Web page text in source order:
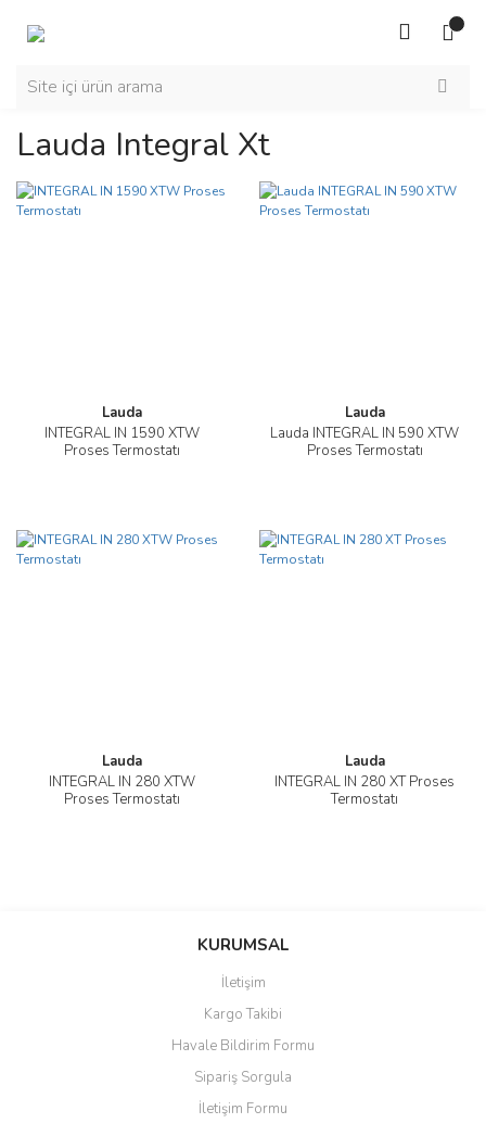
Lauda Integral Xt
Lauda
INTEGRAL IN 1590 XTW
Proses Termostatı
Lauda
Lauda INTEGRAL IN 590 XTW
Proses Termostatı
Lauda
INTEGRAL IN 280 XTW
Proses Termostatı
Lauda
INTEGRAL IN 280 XT Proses
Termostatı
KURUMSAL
İletişim
Kargo Takibi
Havale Bildirim Formu
Sipariş Sorgula
İletişim Formu